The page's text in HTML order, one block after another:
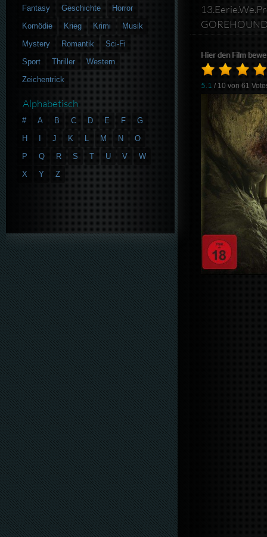
Hier den Film
5.1 / 10 von61
Fantasy
Geschichte
Horror
Komödie
Krieg Krimi
Musik
Mystery
Romantik
Sci-Fi
Sport
Thriller
Western
Zeichentrick
Alphabetisch
# A B C D E F
G
H
J K L M N
O
P
Q R S T U V
W
X
Y Z